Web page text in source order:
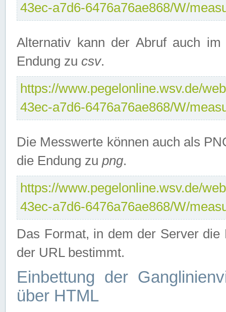
43ec-a7d6-6476a76ae868/W/
Alternativ kann der Abruf auch
Endung zu csv.
https://www.pegelonline.wsv.de/
43ec-a7d6-6476a76ae868/W/
Die Messwerte können auch als
die Endung zu png.
https://www.pegelonline.wsv.de/
43ec-a7d6-6476a76ae868/W/
Das Format, in dem der Server
der URL bestimmt.
Einbettung der
über HTML